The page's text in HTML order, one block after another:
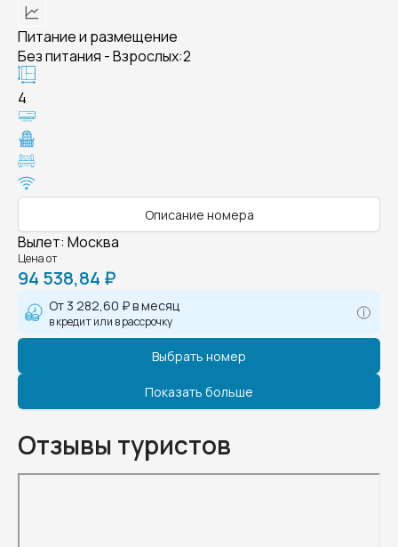
Питание и размещение
Без питания - Взрослых:2
4
Описание номера
Вылет: Москва
Цена от
94 538,84 ₽
От 3 282,60 ₽в месяц
в кредит или в рассрочку
Выбрать номер
Показать больше
Отзывы туристов